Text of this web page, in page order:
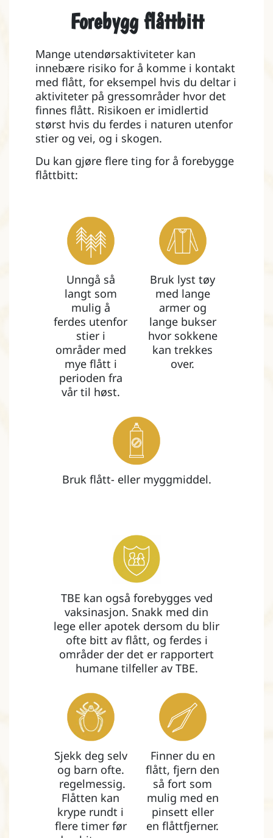
Forebygg flåttbitt
Mange utendørsaktiviteter kan
innebære risiko for å komme i kontakt
med flått, for eksempel hvis du deltar i
aktiviteter på gressområder hvor det
finnes flått. Risikoen er imidlertid
størst hvis du ferdes i naturen utenfor
stier og vei, og i skogen.
Du kan gjøre flere ting for å forebygge
flåttbitt:
Unngå så
langt som
mulig å
ferdes utenfor
stier i
områder med
mye flått i
perioden fra
vår til høst.
Bruk lyst tøy
med lange
armer og
lange bukser
hvor sokkene
kan trekkes
over.
Bruk flått- eller myggmiddel.
TBE kan også forebygges ved
vaksinasjon. Snakk med din
lege eller apotek dersom du blir
ofte bitt av flått, og ferdes i
områder der det er rapportert
humane tilfeller av TBE.
Sjekk deg selv
og barn ofte.
regelmessig.
Flåtten kan
krype rundt i
flere timer før
Finner du en
flått, fjern den
så fort som
mulig med en
pinsett eller
en flåttfjerner.